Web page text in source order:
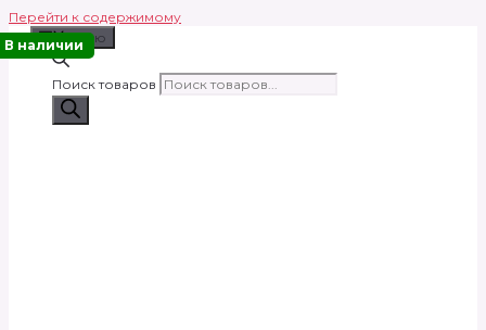
Перейти к содержимому
Меню
Поиск товаров
В наличии